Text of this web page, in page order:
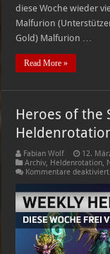
diese Woche wieder
Malfurion
Gold) Malfurion …
Read More »
Heroes of the
Fabian Wolf
12.
Archiv, Heldenrotation,
Kommentare deaktiviert